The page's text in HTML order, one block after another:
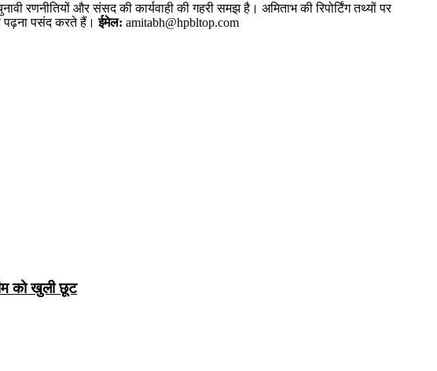
रणनीतियों और संसद की कार्यवाही की गहरी समझ है। अमिताभ की रिपोर्टिंग तथ्यों पर
पढ़ना पसंद करते हैं।ईमेल: amitabh@hpbltop.com
को खुली छूट